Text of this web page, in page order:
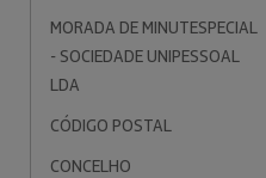
MORADA DE MINUTESPECIAL
- SOCIEDADE UNIPESSOAL
LDA
CÓDIGO POSTAL
CONCELHO